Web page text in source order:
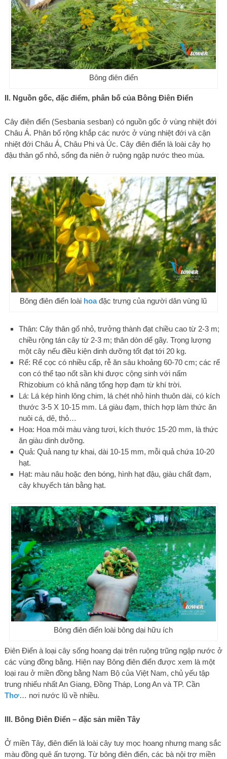
Bông điên điển
II. Nguồn gốc, đặc điểm, phân bố của Bông Điên Điển
Cây điên điển (Sesbania sesban) có nguồn gốc ở vùng nhiệt đới
Châu Á. Phân bố rộng khắp các nước ở vùng nhiệt đới và cận
nhiệt đới Châu Á, Châu Phi và Úc. Cây điên điển là loài cây họ
đậu thân gổ nhỏ, sống đa niên ở ruộng ngập nước theo mùa.
Bông điên điển loài hoađặc trưng của người dân vùng lũ
Thân: Cây thân gổ nhỏ, trưởng thành đạt chiều cao từ 2-3 m;
chiều rộng tán cây từ 2-3 m; thân dòn dể gãy. Trọng lượng
một cây nếu điều kiện dinh dưỡng tốt đạt tới 20 kg.
Rể: Rể cọc có nhiều cấp, rễ ăn sâu khoảng 60-70 cm; các rể
con có thể tạo nốt sần khi được cộng sinh với nấm
Rhizobium có khả năng tổng hợp đạm từ khí trời.
Lá: Lá kép hình lông chim, lá chét nhỏ hình thuôn dài, có kích
thước 3-5 X 10-15 mm. Lá giàu đạm, thích hợp làm thức ăn
nuôi cá, dê, thỏ…
Hoa: Hoa môi màu vàng tươi, kích thước 15-20 mm, là thức
ăn giàu dinh dưỡng.
Quả: Quả nang tự khai, dài 10-15 mm, mỗi quả chứa 10-20
hạt.
Hạt: màu nâu hoặc đen bóng, hình hạt đậu, giàu chất đạm,
cây khuyếch tán bằng hạt.
Bông điên điển loài bông dại hữu ích
Điên Điển à loại cây sống hoang dại trên ruộng trũng ngập nước ở
các vùng đồng bằng. Hiện nay Bông điên điển được xem là một
loại rau ở miền đồng bằng Nam Bộ của Việt Nam, chủ yếu tập
trung nhiếu nhất An Giang, Đồng Tháp, Long An và TP. Cần
Thơ… nơi nước lũ về nhiều.
III. Bông Điên Điển – đặc sản miền Tây
Ở miền Tây, điên điển là loài cây tuy mọc hoang nhưng mang sắc
màu đồng quê ấn tượng. Từ bông điên điển, các bà nội trợ miền